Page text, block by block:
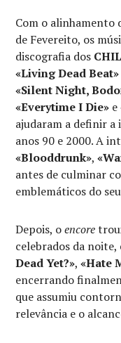
Com o alinhamento
de Fevereito, os
discografia dos
«Living Dead Beat»
«Silent Night,
«Everytime I Die» e
ajudaram a definir
anos 90 e 2000. A
«Blooddrunk»,
antes de culminar
emblemáticos do
Depois, oencore
celebrados da
Dead Yet?»,«Hate
encerrando
que assumiu
relevância e o